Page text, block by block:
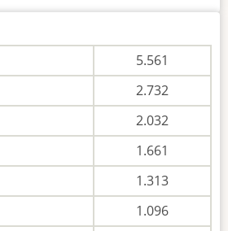
5.561
2.732
2.032
1.661
1.313
1.096